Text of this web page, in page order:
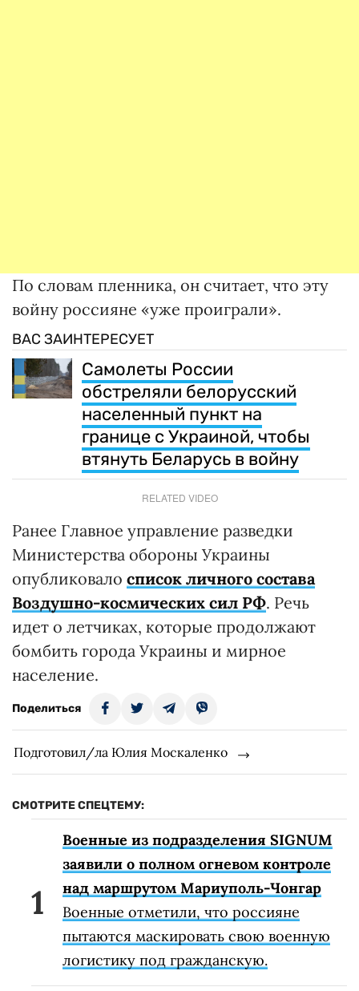
По словам пленника, он считает, что эту
войну россияне «уже проиграли».
ВАС ЗАИНТЕРЕСУЕТ
Самолеты России
обстреляли белорусский
населенный пункт на
границе с Украиной, чтобы
втянуть Беларусь в войну
RELATED VIDEO
Ранее Главное управление разведки
Министерства обороны Украины
опубликовало список личного состава
Воздушно-космических сил РФ. Речь
идет о летчиках, которые продолжают
бомбить города Украины и мирное
население.
Поделиться
Подготовил/ла Юлия Москаленко
СМОТРИТЕ СПЕЦТЕМУ:
Военные из подразделения SIGNUM
заявили о полном огневом контроле
над маршрутом Мариуполь-Чонгар
Военные отметили, что россияне
пытаются маскировать свою военную
логистику под гражданскую.